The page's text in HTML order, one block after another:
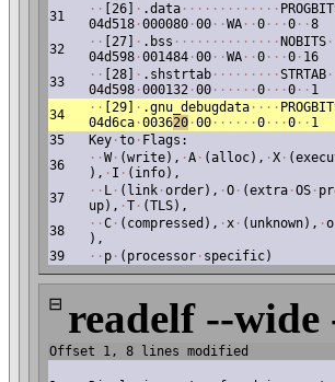
31
· · [26] · .data · · · · · · · · · · · · ·
04d518 ·000080 ·00 · ·WA · ·0 · · ·0 · ·8
32
· · [27] · .bss · · · · · · · · · · · · · · NOBITS ·
04d598 ·001484 ·00 · ·WA · ·0 · · ·0 · 16
33
· · [28] · .shstrtab · · · · · · · · ·STRTAB ·
04d598 ·000132 ·00 · · · · · ·0 · · ·0 · · 1
34
· · [29] · .gnu_debugdata · · · ·
04d6ca ·003620 ·00 · · · · · ·0 · · ·0 · · 1
35
Key ·to · Flags:
36
· ·W· (write), ·A · (alloc), ·X ·
), · I · (info),
37
· · L · (link ·order), ·O · (extra ·OS ·
up), ·T · (TLS),
38
· ·C · (compressed), ·x · (unknown), ·o
),
39
· · p · (processor · specific)
⊟ readelf --wide
Offset 1, 8 lines modified